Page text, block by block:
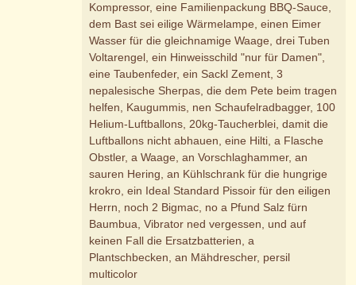
Kompressor, eine Familienpackung BBQ-Sauce,
dem Bast sei eilige Wärmelampe, einen Eimer
Wasser für die gleichnamige Waage, drei Tuben
Voltarengel, ein Hinweisschild "nur für Damen",
eine Taubenfeder, ein Sackl Zement, 3
nepalesische Sherpas, die dem Pete beim tragen
helfen, Kaugummis, nen Schaufelradbagger, 100
Helium-Luftballons, 20kg-Taucherblei, damit die
Luftballons nicht abhauen, eine Hilti, a Flasche
Obstler, a Waage, an Vorschlaghammer, an
sauren Hering, an Kühlschrank für die hungrige
krokro, ein Ideal Standard Pissoir für den eiligen
Herrn, noch 2 Bigmac, no a Pfund Salz fürn
Baumbua, Vibrator ned vergessen, und auf
keinen Fall die Ersatzbatterien, a
Plantschbecken, an Mähdrescher, persil
multicolor